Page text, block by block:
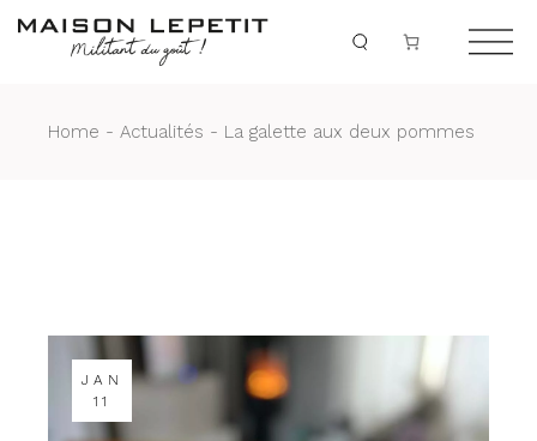
Home Actualités La galette aux deux pommes
JAN
11